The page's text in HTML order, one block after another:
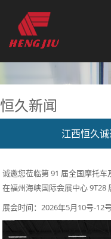
恒久新闻
江西恒久
诚邀您莅临第 91 届全国摩托
在福州海峡国际会展中心 9T28
展会时间：2026年5月10号-12号